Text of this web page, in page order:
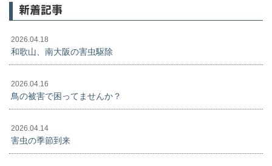
新着記事
2026.04.18
和歌山、南大阪の害虫駆除
2026.04.16
鳥の被害で困ってませんか？
2026.04.14
害虫の季節到来